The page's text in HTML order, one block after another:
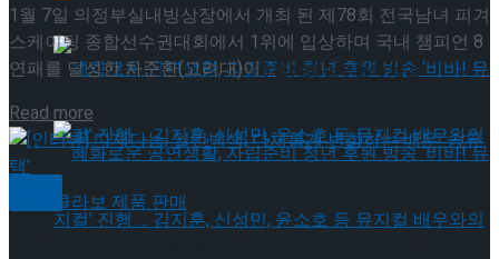
국립극장 – 관광공사, 공연 관광 활성화 업무협약 체결
1월 7일 의정부실내빙상장에서 개최 된 제78회 전국남녀 피겨
스케이팅 종합선수권대회에서 1위에 입상하며 국내 챔피언 8
연패를 달성한 차준환(고려대)이 ...
Read more